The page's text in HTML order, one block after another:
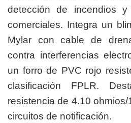
detección de incendios
comerciales. Integra un
Mylar con cable de
contra interferencias
un forro de PVC rojo
clasificación FPLR.
resistencia de 4.10
circuitos de notificación.